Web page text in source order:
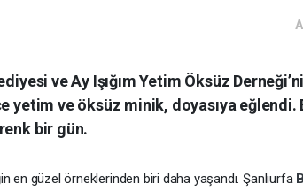
ve Ay Işığım Yetim Öksüz
yetim ve öksüz minik, doyasıya eğlendi.
bir gün.
en güzel örneklerinden biri daha yaşandı. Şanlıurfa